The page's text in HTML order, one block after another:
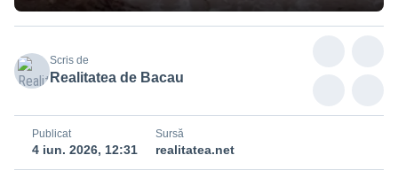
Scris de
Realitatea de Bacau
Publicat
4 iun. 2026, 12:31
Sursă
realitatea.net